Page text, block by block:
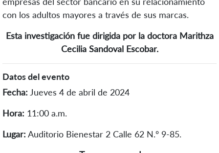
con los adultos mayores a través de sus marcas.
Esta investigación fue dirigida por la doctora Marithza
Cecilia Sandoval Escobar.
Datos del evento
Fecha: Jueves 4 de abril de 2024
Hora: 11:00 a.m.
Lugar: Auditorio Bienestar 2 Calle 62 N.º 9-85.